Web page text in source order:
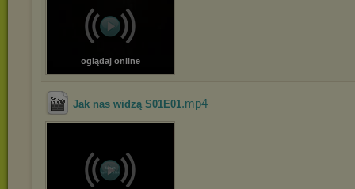
oglądaj online
Jak nas widzą S01E01.mp4